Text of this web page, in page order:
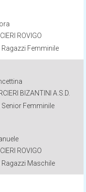
ROVIGO
Femminile
BIZANTINI A.S.D.
Femminile
ROVIGO
Maschile